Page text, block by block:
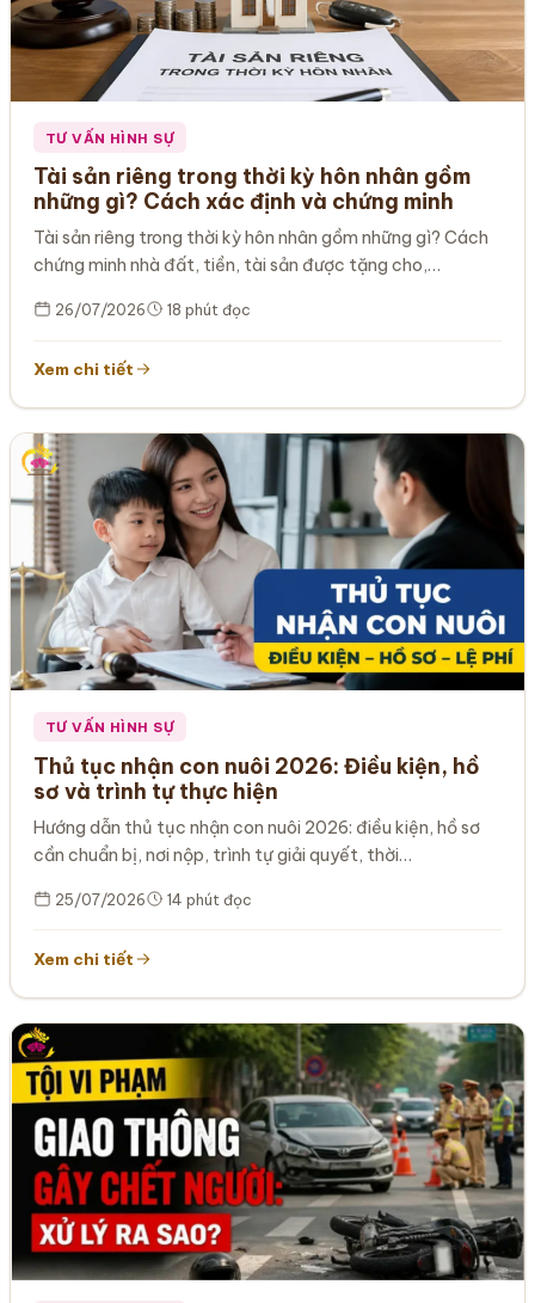
TƯ VẤN HÌNH SỰ
Tài sản riêng trong thời kỳ hôn nhân gồm
những gì? Cách xác định và chứng minh
Tài sản riêng trong thời kỳ hôn nhân gồm những gì? Cách
chứng minh nhà đất, tiền, tài sản được tặng cho,…
26/07/2026 18 phút đọc
Xem chi tiết
TƯ VẤN HÌNH SỰ
Thủ tục nhận con nuôi 2026: Điều kiện, hồ
sơ và trình tự thực hiện
Hướng dẫn thủ tục nhận con nuôi 2026: điều kiện, hồ sơ
cần chuẩn bị, nơi nộp, trình tự giải quyết, thời…
25/07/2026 14 phút đọc
Xem chi tiết